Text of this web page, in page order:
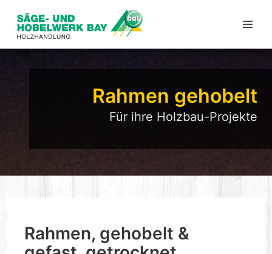
Rahmen gehobelt
Für ihre Holzbau-Projekte
Rahmen, gehobelt &